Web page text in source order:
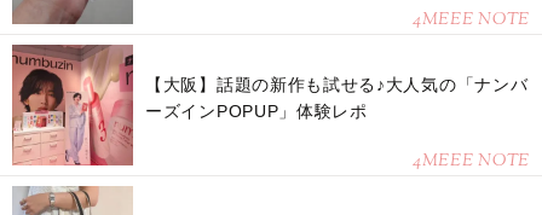
4MEEE NOTE
【大阪】話題の新作も試せる♪大人気の「ナンバ
ーズインPOPUP」体験レポ
4MEEE NOTE